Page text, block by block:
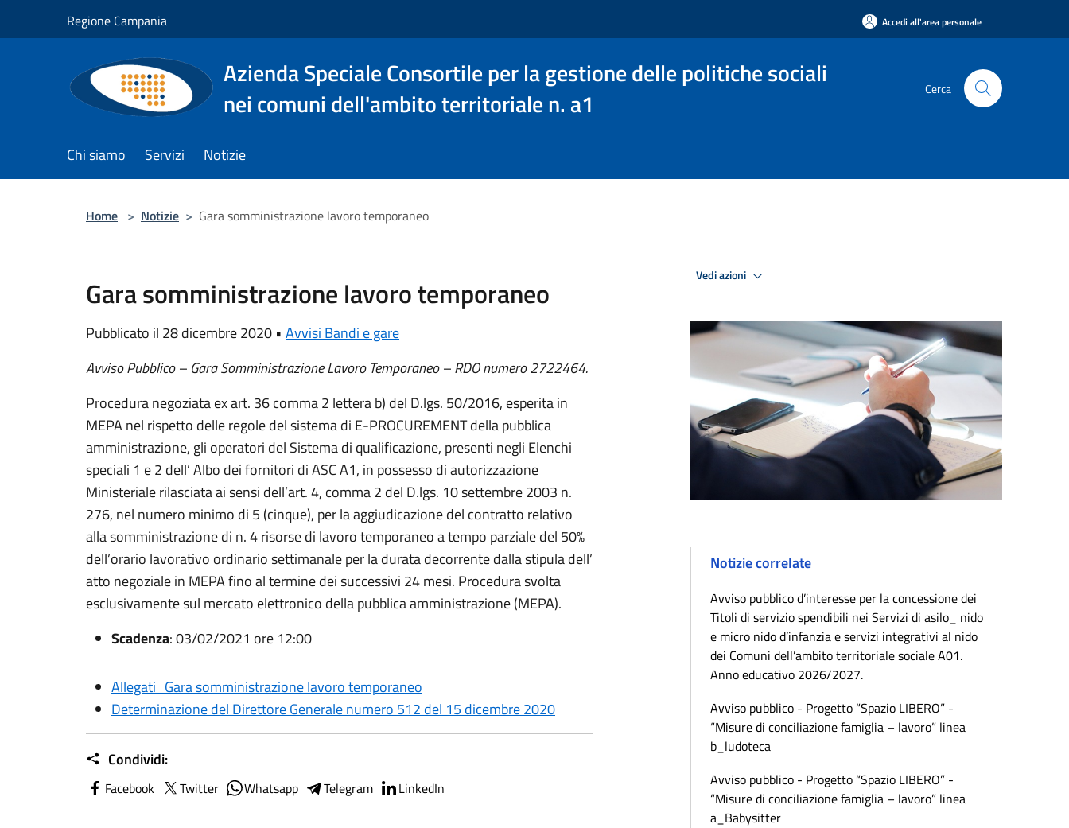
Regione Campania Accedi all'area personale
Azienda Speciale Consortile per la gestione delle politiche sociali
nei comuni dell'ambito territoriale n. a1
Cerca
Chi siamo Servizi Notizie
Home > Notizie > Gara somministrazione lavoro temporaneo
Gara somministrazione lavoro temporaneo
Pubblicato il 28 dicembre 2020 • Avvisi Bandi e gare
Avviso Pubblico – Gara Somministrazione Lavoro Temporaneo – RDO numero 2722464.
Procedura negoziata ex art. 36 comma 2 lettera b) del D.lgs. 50/2016, esperita in
MEPA nel rispetto delle regole del sistema di E-PROCUREMENT della pubblica
amministrazione, gli operatori del Sistema di qualificazione, presenti negli Elenchi
speciali 1 e 2 dell’ Albo dei fornitori di ASC A1, in possesso di autorizzazione
Ministeriale rilasciata ai sensi dell’art. 4, comma 2 del D.lgs. 10 settembre 2003 n.
276, nel numero minimo di 5 (cinque), per la aggiudicazione del contratto relativo
alla somministrazione di n. 4 risorse di lavoro temporaneo a tempo parziale del 50%
dell’orario lavorativo ordinario settimanale per la durata decorrente dalla stipula dell’
atto negoziale in MEPA fino al termine dei successivi 24 mesi. Procedura svolta
esclusivamente sul mercato elettronico della pubblica amministrazione (MEPA).
Scadenza: 03/02/2021 ore 12:00
Allegati_Gara somministrazione lavoro temporaneo
Determinazione del Direttore Generale numero 512 del 15 dicembre 2020
Condividi:
Facebook Twitter Whatsapp Telegram LinkedIn
Vedi azioni
Notizie correlate
Avviso pubblico d’interesse per la concessione dei
Titoli di servizio spendibili nei Servizi di asilo_ nido
e micro nido d’infanzia e servizi integrativi al nido
dei Comuni dell’ambito territoriale sociale A01.
Anno educativo 2026/2027.
Avviso pubblico - Progetto “Spazio LIBERO” -
“Misure di conciliazione famiglia – lavoro” linea
b_ludoteca
Avviso pubblico - Progetto “Spazio LIBERO” -
“Misure di conciliazione famiglia – lavoro” linea
a_Babysitter